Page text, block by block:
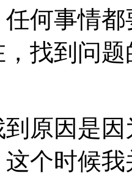
何事情
找到问
原因是
个时候